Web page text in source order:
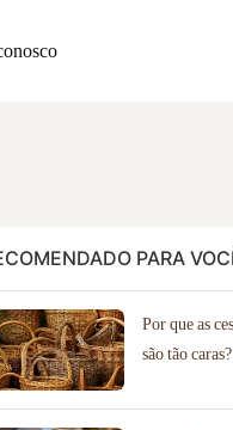
PARA
Por que as
são tão